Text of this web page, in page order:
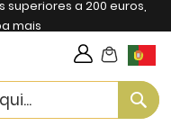
a 200 euros,
mais
My Cart